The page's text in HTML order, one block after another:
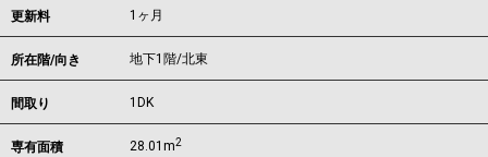
更新料 1ヶ月
所在階/向き 地下1階/北東
間取り 1DK
専有面積 28.01m2